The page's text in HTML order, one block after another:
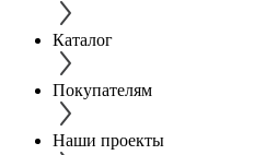
Каталог
Покупателям
Наши проекты